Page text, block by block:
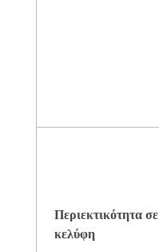
Περιεκτικότητα σε
κελύφη